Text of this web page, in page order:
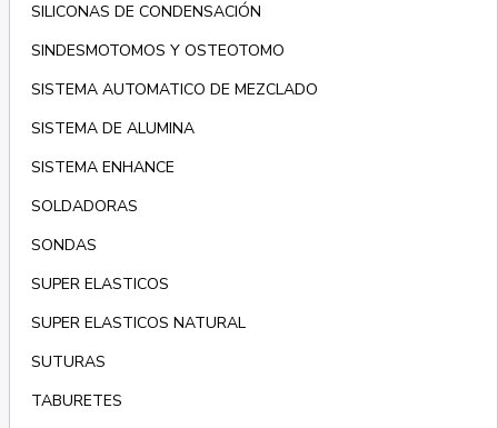
SILICONAS DE CONDENSACIÓN
SINDESMOTOMOS Y OSTEOTOMO
SISTEMA AUTOMATICO DE MEZCLADO
SISTEMA DE ALUMINA
SISTEMA ENHANCE
SOLDADORAS
SONDAS
SUPER ELASTICOS
SUPER ELASTICOS NATURAL
SUTURAS
TABURETES